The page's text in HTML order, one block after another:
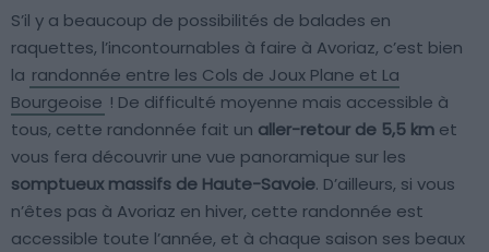
S’il y a beaucoup de possibilités de balades en
raquettes, l’incontournables à faire à Avoriaz, c’est bien
la randonnée entre les Cols de Joux Plane et La
Bourgeoise ! De difficulté moyenne mais accessible à
tous, cette randonnée fait un aller-retour de 5,5 km et
vous fera découvrir une vue panoramique sur les
somptueux massifs de Haute-Savoie. D’ailleurs, si vous
n’êtes pas à Avoriaz en hiver, cette randonnée est
accessible toute l’année, et à chaque saison ses beaux